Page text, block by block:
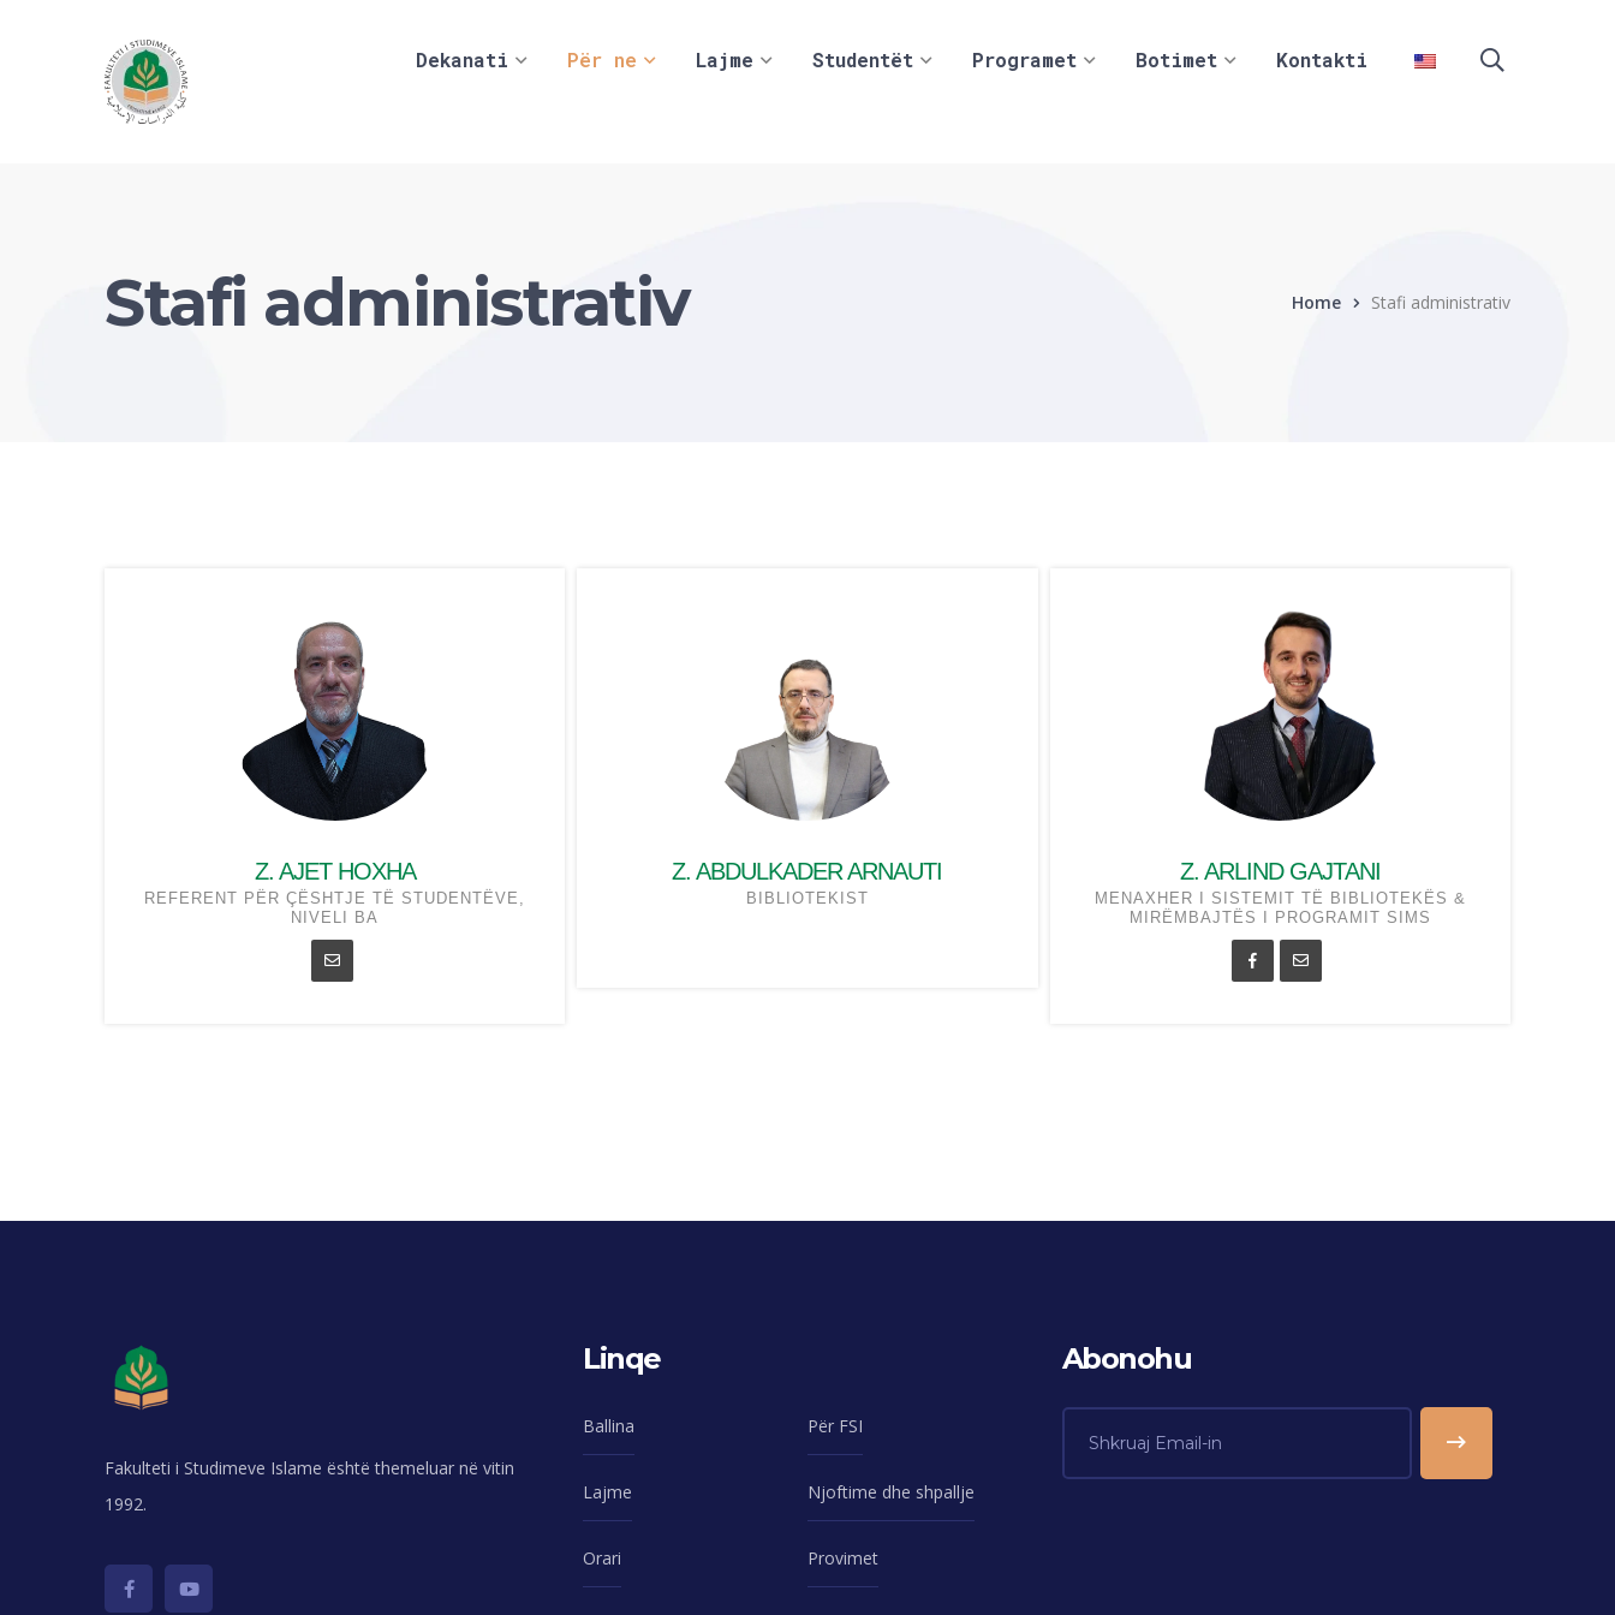
Dekanati Për ne Lajme Studentët Programet Botimet Kontakti
Stafi administrativ Home Stafi administrativ
Z. AJET HOXHA
REFERENT PËR ÇËSHTJE TË STUDENTËVE,
NIVELI BA
Z. ABDULKADER ARNAUTI
BIBLIOTEKIST
Z. ARLIND GAJTANI
MENAXHER I SISTEMIT TË BIBLIOTEKËS &
MIRËMBAJTËS I PROGRAMIT SIMS
Fakulteti i Studimeve Islame është themeluar në vitin
1992.
Linqe
Ballina Për FSI
Lajme Njoftime dhe shpallje
Orari Provimet
Abonohu